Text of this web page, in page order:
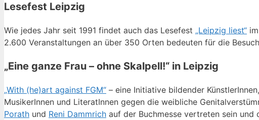
Lesefest Leipzig
Wie jedes Jahr seit 1991 findet auch das Lesefest „Leipzig liest“
2.600 Veranstaltungen an über 350 Orten bedeuten für die
„Eine ganze Frau – ohne Skalpell!“ in Leipzig
„With (he)art against FGM“ – eine Initiative bildender KünstlerInnen,
MusikerInnen und LiteratInnen gegen die weibliche
Porath und Reni Dammrich auf der Buchmesse vertreten sein und